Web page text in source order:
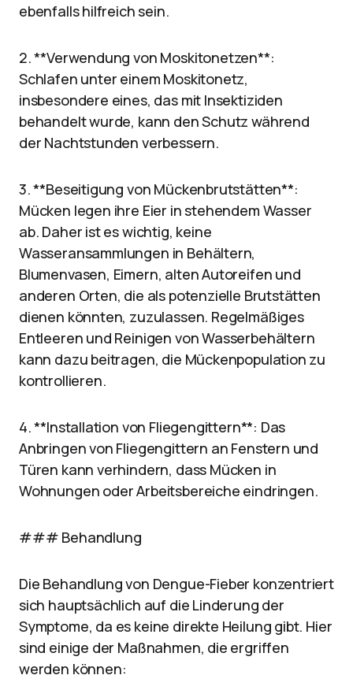
ebenfalls hilfreich sein.
2. **Verwendung von Moskitonetzen**:
Schlafen unter einem Moskitonetz,
insbesondere eines, das mit Insektiziden
behandelt wurde, kann den Schutz während
der Nachtstunden verbessern.
3. **Beseitigung von Mückenbrutstätten**:
Mücken legen ihre Eier in stehendem Wasser
ab. Daher ist es wichtig, keine
Wasseransammlungen in Behältern,
Blumenvasen, Eimern, alten Autoreifen und
anderen Orten, die als potenzielle Brutstätten
dienen könnten, zuzulassen. Regelmäßiges
Entleeren und Reinigen von Wasserbehältern
kann dazu beitragen, die Mückenpopulation zu
kontrollieren.
4. **Installation von Fliegengittern**: Das
Anbringen von Fliegengittern an Fenstern und
Türen kann verhindern, dass Mücken in
Wohnungen oder Arbeitsbereiche eindringen.
### Behandlung
Die Behandlung von Dengue-Fieber konzentriert
sich hauptsächlich auf die Linderung der
Symptome, da es keine direkte Heilung gibt. Hier
sind einige der Maßnahmen, die ergriffen
werden können: